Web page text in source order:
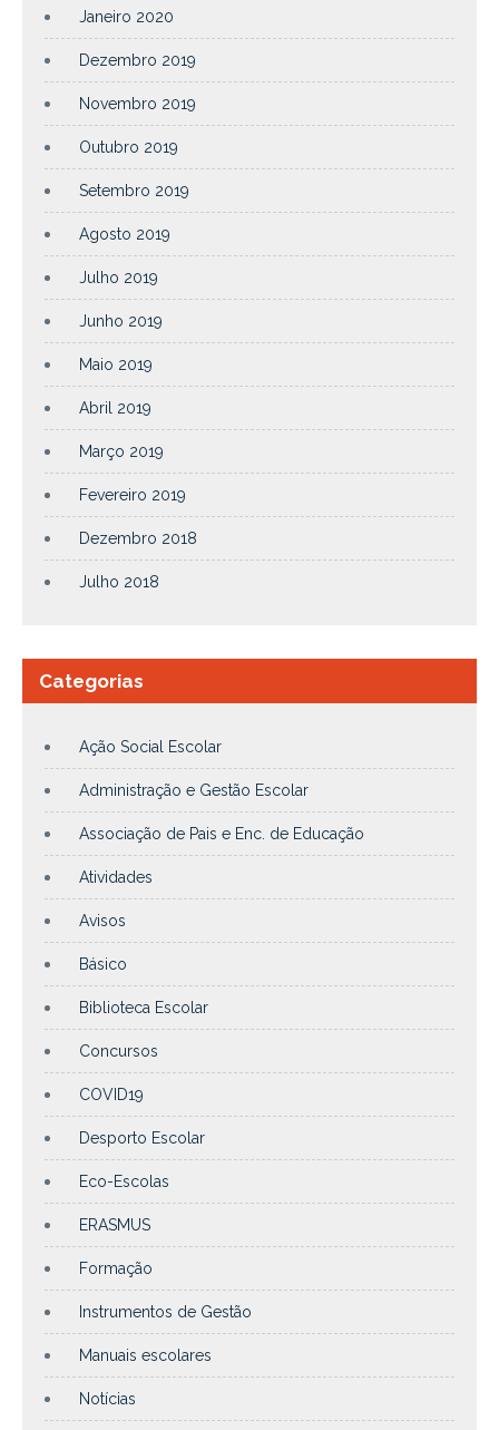
Janeiro 2020
Dezembro 2019
Novembro 2019
Outubro 2019
Setembro 2019
Agosto 2019
Julho 2019
Junho 2019
Maio 2019
Abril 2019
Março 2019
Fevereiro 2019
Dezembro 2018
Julho 2018
Categorias
Ação Social Escolar
Administração e Gestão Escolar
Associação de Pais e Enc. de Educação
Atividades
Avisos
Básico
Biblioteca Escolar
Concursos
COVID19
Desporto Escolar
Eco-Escolas
ERASMUS
Formação
Instrumentos de Gestão
Manuais escolares
Notícias